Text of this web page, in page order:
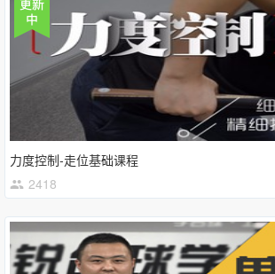
力度控制-走位基础课程
2418